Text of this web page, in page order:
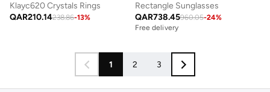
Klayc620 Crystals Rings
QAR210.14238.86-13%
Rectangle Sunglasses
QAR738.45960.05-24%
Free delivery
1 2 3